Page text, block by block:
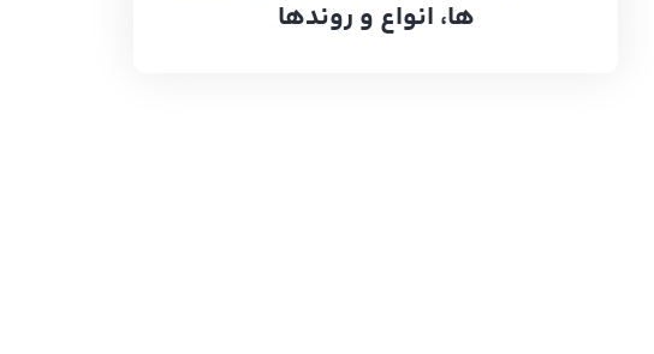
ها، انواع و روندها